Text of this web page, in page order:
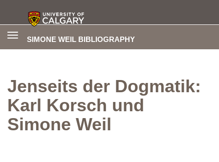
SIMONE WEIL BIBLIOGRAPHY
Toggle
Jenseits der Dogmatik:
Karl Korsch und
Simone Weil